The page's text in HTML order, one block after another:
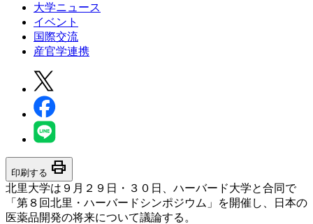
大学ニュース
イベント
国際交流
産官学連携
印刷する print
北里大学は９月２９日・３０日、ハーバード大学と合同で
「第８回北里・ハーバードシンポジウム」を開催し、日本の
医薬品開発の将来について議論する。